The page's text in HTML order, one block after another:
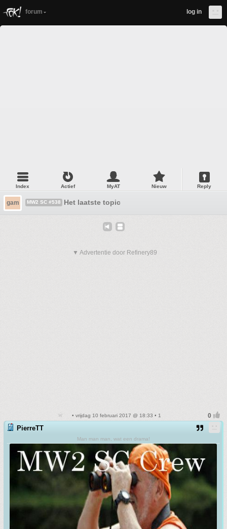
forum log in
Index Actief MyAT Nieuw Reply
gam MW2 SC #538 Het laatste topic
▼ Advertentie door Refinery89
• vrijdag 10 februari 2017 @ 18:33 • 1
PierreTT
Man man man, wat een drama!